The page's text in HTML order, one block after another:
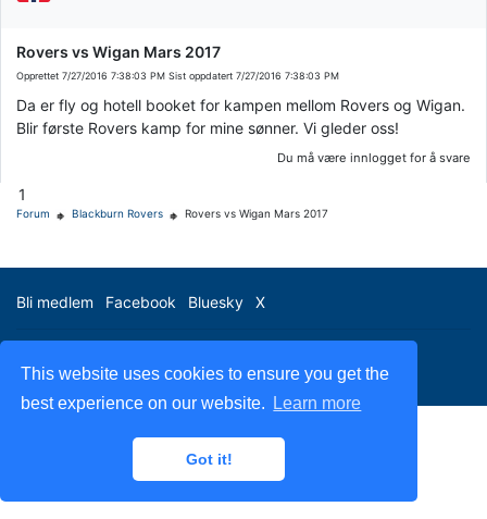
This website uses cookies to ensure you get the
best experience on our website.
Learn more
Got it!
Rovers vs Wigan Mars 2017
Opprettet 7/27/2016 7:38:03 PM Sist oppdatert 7/27/2016 7:38:03 PM
Da er fly og hotell booket for kampen mellom Rovers og Wigan.
Blir første Rovers kamp for mine sønner. Vi gleder oss!
Du må være innlogget for å svare
1
Forum Blackburn Rovers Rovers vs Wigan Mars 2017
Bli medlem Facebook Bluesky X